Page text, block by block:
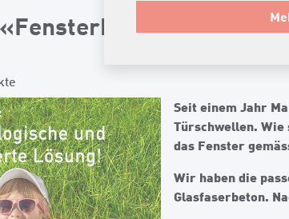
Ecolino
Seit einem Jahr
Türschwellen. Wie
das Fenster
Wir haben die
Glasfaserbeton.